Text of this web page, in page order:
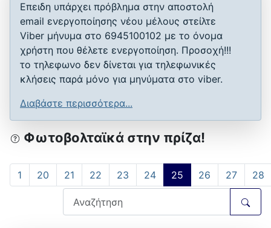
Επειδη υπάρχει πρόβλημα στην αποστολή
email ενεργοποίησης νέου μέλους στείλτε
Viber μήνυμα στο 6945100102 με το όνομα
χρήστη που θέλετε ενεργοποίηση. Προσοχή!!!
το τηλεφωνο δεν δίνεται για τηλεφωνικές
κλήσεις παρά μόνο για μηνύματα στο viber.
Διαβάστε περισσότερα...
Φωτοβολταϊκά στην πρίζα!
1 20 21 22 23 24 25 26 27 28